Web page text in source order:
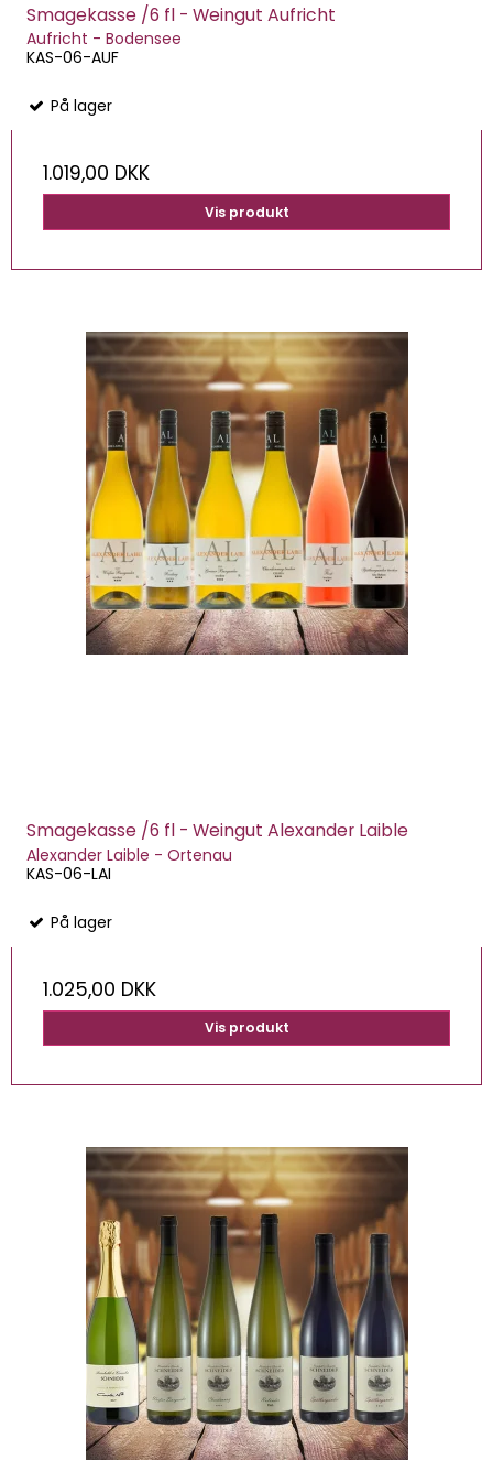
Smagekasse /6 fl - Weingut Aufricht
Aufricht - Bodensee
KAS-06-AUF
På lager
1.019,00 DKK
Vis produkt
Smagekasse /6 fl - Weingut Alexander Laible
Alexander Laible - Ortenau
KAS-06-LAI
På lager
1.025,00 DKK
Vis produkt